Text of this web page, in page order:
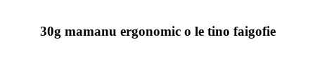
30g mamanu ergonomic o le tino faigofie